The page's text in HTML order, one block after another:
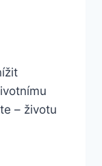
– životu